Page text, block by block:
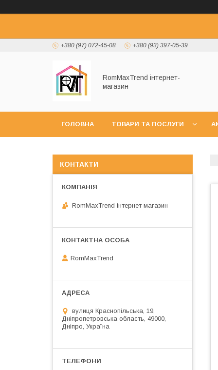
+380 (97) 072-45-08 +380 (93) 397-05-39
RomMaxTrend інтернет-
магазин
ГОЛОВНА ТОВАРИ ТА ПОСЛУГИ
КОНТАКТИ
RomMaxTrend інтернет магазин
RomMaxTrend
вулиця Краснопільська, 19,
Дніпропетровська область, 49000,
Дніпро, Україна